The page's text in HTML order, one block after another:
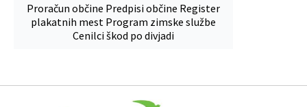
Proračun občine Predpisi občine Register
plakatnih mest Program zimske službe
Cenilci škod po divjadi